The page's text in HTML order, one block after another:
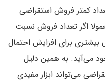
کمتر فروش استقراضی
اگر تعداد فروش نسبت
بیشتری برای افزایش احتمال
می‌آید. به همین دلیل
می‌تواند ابزار مفیدی